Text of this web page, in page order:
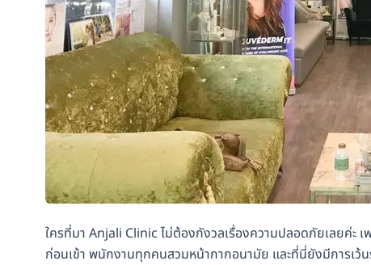
ใครที่มา Anjali Clinic ไม่ต้องกังวลเรื่องความปลอดภัยเลยค่ะ
ก่อนเข้า พนักงานทุกคนสวมหน้ากากอนามัย และที่นี่ยังมีการเว้น